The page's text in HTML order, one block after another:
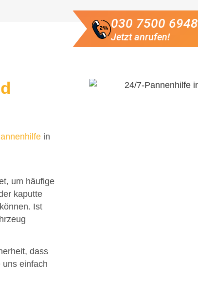
030 7500 6948
Jetzt anrufen!
in
um häufige
kaputte
Ist
dass
einfach